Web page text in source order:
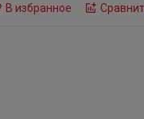
В избранное